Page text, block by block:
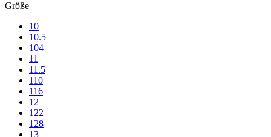
Größe
10
10.5
104
11
11.5
110
116
12
122
128
13